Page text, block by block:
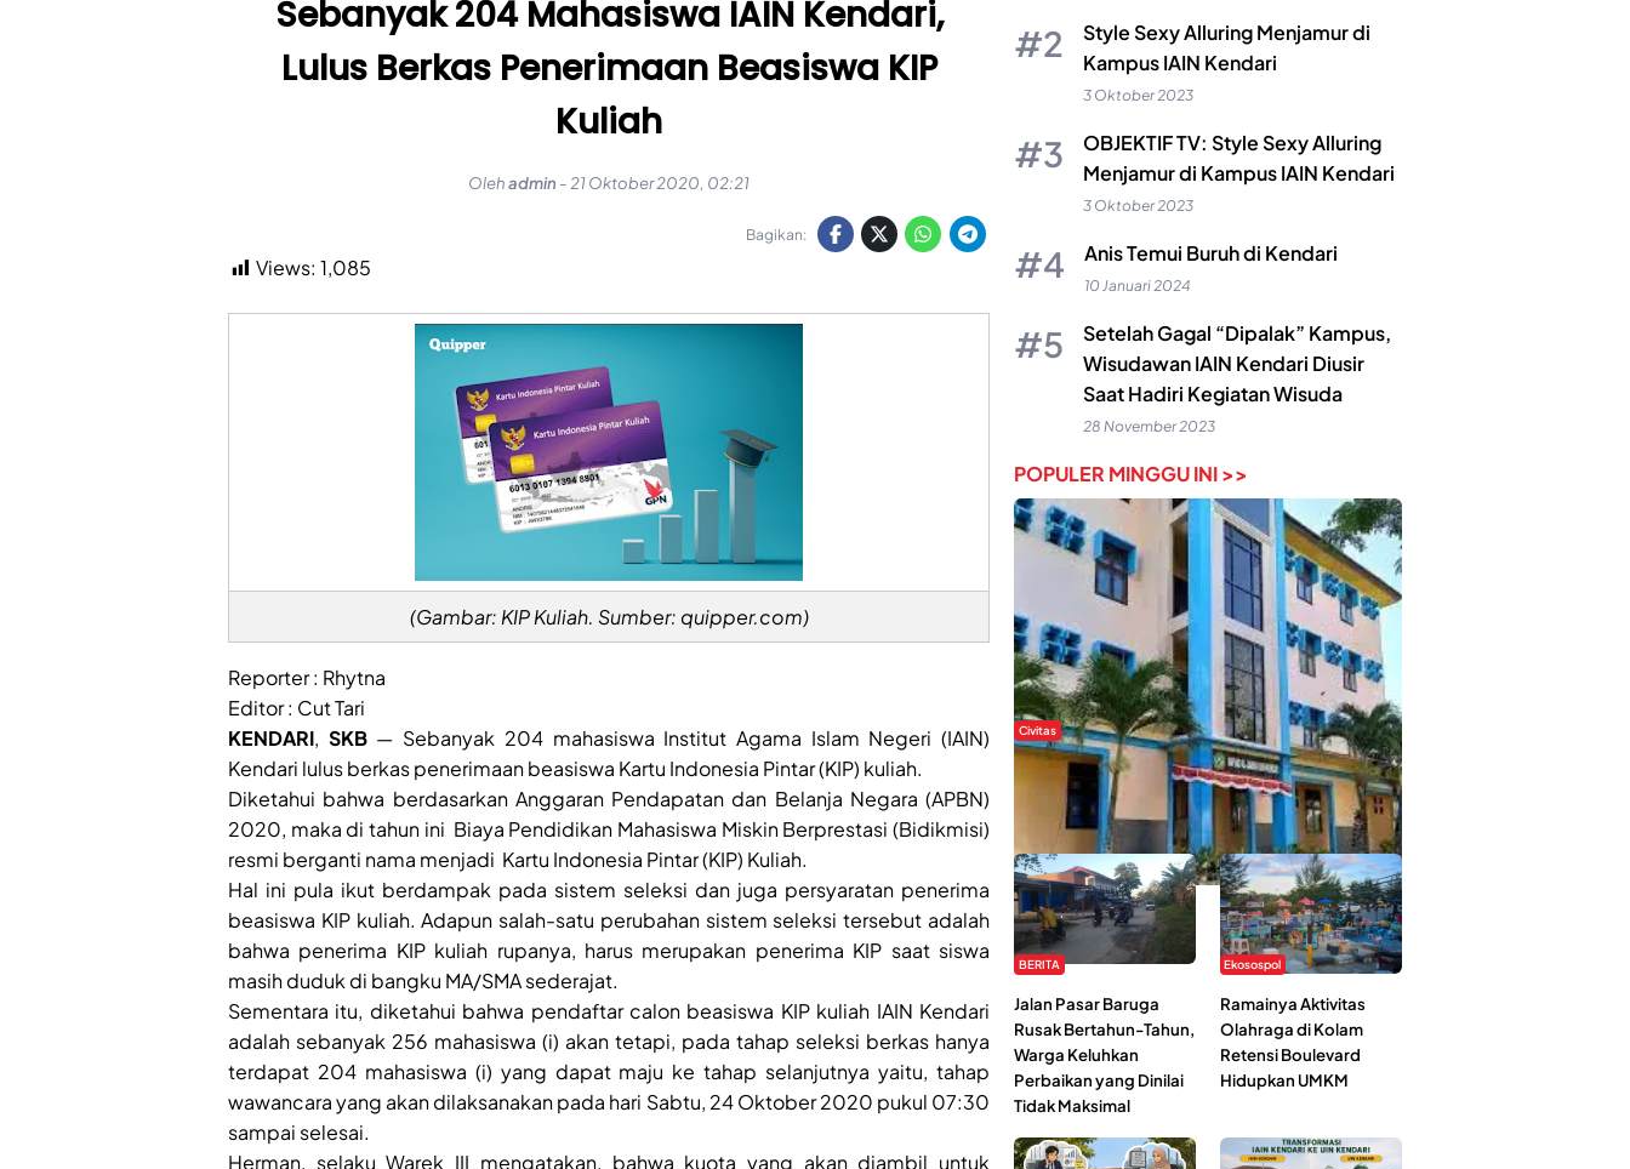
Sebanyak 204 Mahasiswa IAIN Kendari,
Lulus Berkas Penerimaan Beasiswa KIP
Kuliah
Olehadmin - 21 Oktober 2020, 02:21
Bagikan:
Views: 1,085
(Gambar: KIP Kuliah. Sumber: quipper.com)
Reporter : Rhytna
Editor : Cut Tari
KENDARI, SKB — Sebanyak 204 mahasiswa Institut Agama Islam Negeri (IAIN)
Kendari lulus berkas penerimaan beasiswa Kartu Indonesia Pintar (KIP) kuliah.
Diketahui bahwa berdasarkan Anggaran Pendapatan dan Belanja Negara (APBN)
2020, maka di tahun ini Biaya Pendidikan Mahasiswa Miskin Berprestasi (Bidikmisi)
resmi berganti nama menjadi Kartu Indonesia Pintar (KIP) Kuliah.
Hal ini pula ikut berdampak pada sistem seleksi dan juga persyaratan penerima
beasiswa KIP kuliah. Adapun salah-satu perubahan sistem seleksi tersebut adalah
bahwa penerima KIP kuliah rupanya, harus merupakan penerima KIP saat siswa
masih duduk di bangku MA/SMA sederajat.
Sementara itu, diketahui bahwa pendaftar calon beasiswa KIP kuliah IAIN Kendari
adalah sebanyak 256 mahasiswa (i) akan tetapi, pada tahap seleksi berkas hanya
terdapat 204 mahasiswa (i) yang dapat maju ke tahap selanjutnya yaitu, tahap
wawancara yang akan dilaksanakan pada hari Sabtu, 24 Oktober 2020 pukul 07:30
sampai selesai.
Herman, selaku Warek III mengatakan, bahwa kuota yang akan diambil untuk
Style Sexy Alluring Menjamur di
Kampus IAIN Kendari
3 Oktober 2023
OBJEKTIF TV: Style Sexy Alluring
Menjamur di Kampus IAIN Kendari
3 Oktober 2023
Anis Temui Buruh di Kendari
10 Januari 2024
Setelah Gagal “Dipalak” Kampus,
Wisudawan IAIN Kendari Diusir
Saat Hadiri Kegiatan Wisuda
28 November 2023
POPULER MINGGU INI >>
Civitas
Di Balik Kehidupan Ma’had Al-Jami’ah UIN
Kendari : Mahasiswa Ceritakan Manfaat dan
Tantangan
BERITA
Jalan Pasar Baruga
Rusak Bertahun-Tahun,
Warga Keluhkan
Perbaikan yang Dinilai
Tidak Maksimal
Ekosospol
Ramainya Aktivitas
Olahraga di Kolam
Retensi Boulevard
Hidupkan UMKM